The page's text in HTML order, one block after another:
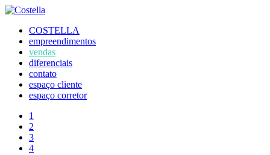
COSTELLA
empreendimentos
vendas
diferenciais
contato
espaço cliente
espaço corretor
1
2
3
4